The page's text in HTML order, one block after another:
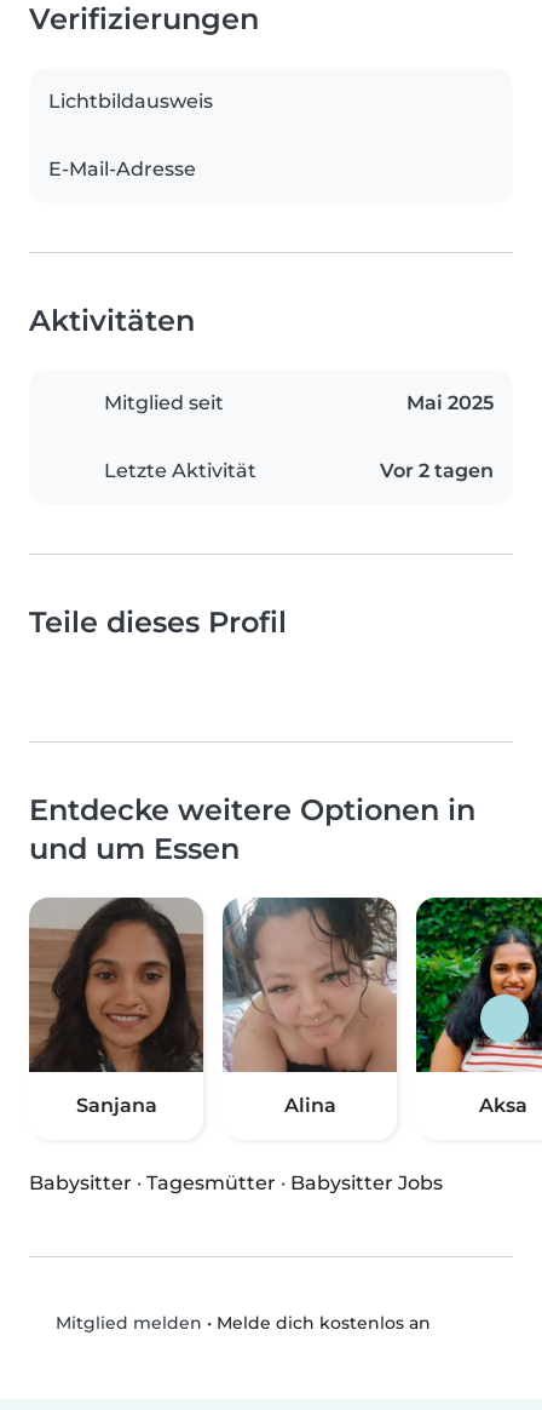
Verifizierungen
Lichtbildausweis
E-Mail-Adresse
Aktivitäten
Mitglied seit Mai 2025
Letzte Aktivität Vor 2 tagen
Teile dieses Profil
Entdecke weitere Optionen in
und um Essen
Sanjana Alina Aksa
Babysitter · Tagesmütter · Babysitter Jobs
Mitglied melden • Melde dich kostenlos an